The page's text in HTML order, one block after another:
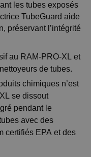
les tubes exposés
TubeGuard aide
préservant l’intégrité
au RAM-PRO-XL et
de tubes.
chimiques n’est
se dissout
pendant le
avec des
certifiés EPA et des